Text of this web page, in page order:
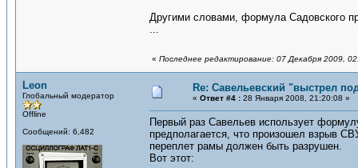
Другими словами, формула Садовского
...
« Последнее редактирование: 07 Декабря 2009,
Leon
Глобальный модератор
Offline
Сообщений: 6,482
Re: Савельевский "выстрел
« Ответ #4 : 28 Января 2008, 21:20:08 »
Первый раз Савельев использует
предполагается, что произошел взрыв
переплет рамы должен быть разрушен.
Вот этот: